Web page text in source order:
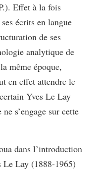
Effet à la fois
écrits en langue
de ses
analytique de
même époque,
en effet attendre le
Yves Le Lay
s’engage sur cette
dans l’introduction
Le Lay (1888-1965)